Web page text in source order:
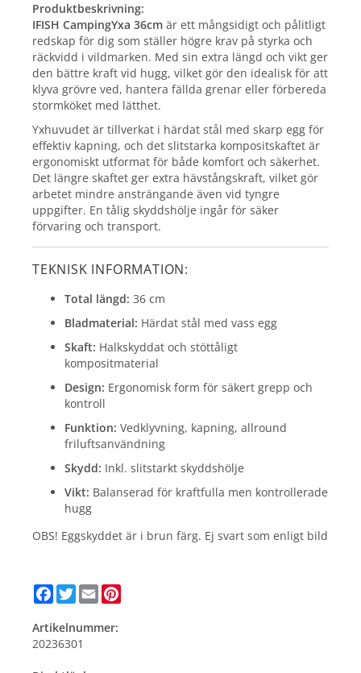
Produktbeskrivning:
IFISH CampingYxa 36cm är ett mångsidigt och pålitligt
redskap för dig som ställer högre krav på styrka och
räckvidd i vildmarken. Med sin extra längd och vikt ger
den bättre kraft vid hugg, vilket gör den idealisk för att
klyva grövre ved, hantera fällda grenar eller förbereda
stormköket med lätthet.
Yxhuvudet är tillverkat i härdat stål med skarp egg för
effektiv kapning, och det slitstarka kompositskaftet är
ergonomiskt utformat för både komfort och säkerhet.
Det längre skaftet ger extra hävstångskraft, vilket gör
arbetet mindre ansträngande även vid tyngre
uppgifter. En tålig skyddshölje ingår för säker
förvaring och transport.
TEKNISK INFORMATION:
Total längd: 36 cm
Bladmaterial: Härdat stål med vass egg
Skaft: Halkskyddat och stöttåligt
kompositmaterial
Design: Ergonomisk form för säkert grepp och
kontroll
Funktion: Vedklyvning, kapning, allround
friluftsanvändning
Skydd: Inkl. slitstarkt skyddshölje
Vikt: Balanserad för kraftfulla men kontrollerade
hugg
OBS! Eggskyddet är i brun färg. Ej svart som enligt bild
Facebook
Twitter
Email
Artikelnummer:
20236301